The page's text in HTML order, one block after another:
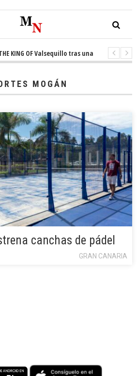
OF Valsequillo tras una jornada de
MOGÁN
canchas de pádel
GRAN CANARIA